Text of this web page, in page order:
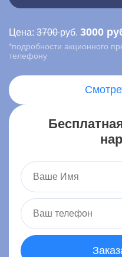
Москва
Цена: 3700руб. 3000
*подробности акционного
телефону